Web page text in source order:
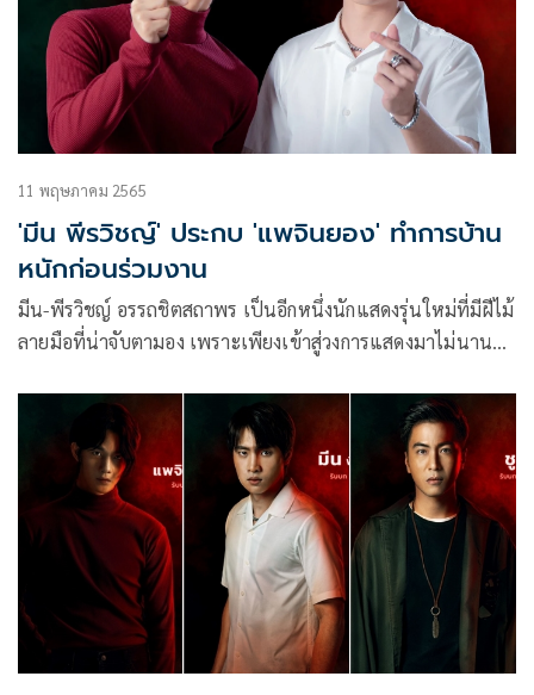
กรรมการผู้จัดการ ร่วมกันสร้างภาพยนตร์เขย่าขวัญ
11 พฤษภาคม 2565
'มีน พีรวิชญ์' ประกบ 'แพจินยอง' ทำการบ้าน
หนักก่อนร่วมงาน
มีน-พีรวิชญ์ อรรถชิตสถาพร เป็นอีกหนึ่งนักแสดงรุ่นใหม่ที่มีฝีไม้
ลายมือที่น่าจับตามอง เพราะเพียงเข้าสู่วงการแสดงมาไม่นานก็
รางวัลสมทบชาย จากภาพยนตร์เรื่อง วอน(เธอ) ของคมชัดลึกอ
วอร์ด มาครอบครอง เป็นการการันตีฝีมือของ มีน พีรวิชญ์ ได้เป็น